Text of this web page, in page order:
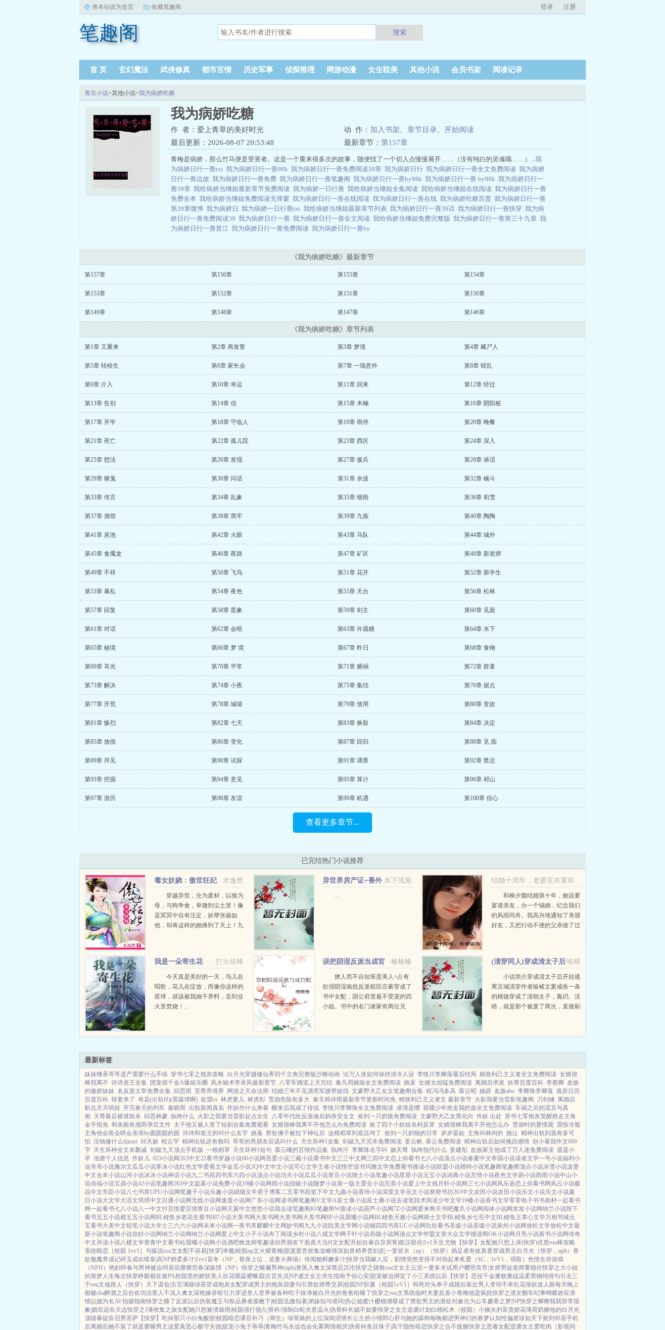
将本站设为首页 收藏笔趣阁 登录 注册
笔趣阁 搜索
首 页 玄幻魔法 武侠修真 都市言情 历史军事 侦探推理 网游动漫 女生耽美 其他小说 会员书架 阅读记录
青豆小说>其他小说>我为病娇吃糖
我为病娇吃糖
作 者：爱上青草的美好时光 动 作： 加入书架 章节目录
开始阅读
最后更新：2026-08-07 20:53:48
最新章节： 第157章
青梅是病娇，那么竹马便是受害者。这是一个重来很多次的故事，随便找了一个切入点慢慢展开……（没有纯白的灵魂哦……）...我
为病娇日行一善txt 我为病娇日行一善98k 我为病娇日行一善免费阅读39章 我为病娇日行 我为病娇日行一善全文免费阅读 我为病娇
日行一善边故 我为病娇日行一善免费 我为病娇日行一善笔趣阁 我为病娇日行一善by98k 我为病娇日行一善 by98k 我为病娇日行一
善39章 我给病娇当继姐最新章节免费阅读 我为病娇一日行善 我给病娇当继姐全集阅读 我给病娇当继姐在线阅读 我为病娇日行一善
免费全本 我给病娇当继姐免费阅读无弹窗 我为病娇日行一善在线阅读 我为病娇日行一善在线 我为病娇吃糖百度 我为病娇日行一善
第39章微博 我为病娇日 我为病娇一日行善txt 我给病娇当继姐最新章节列表 我为病娇日行一善39话 我为病娇日行一善快穿 我为病
娇日行一善免费阅读39 我为病娇日行一善 我为病娇日行一善全文阅读 我给病娇当继姐免费完整版 我为病娇日行一善第三十九章 我
为病娇日行一善晋江 我为病娇日行一善免费阅读 我为病娇日行一善by
《我为病娇吃糖》最新章节
第157章 第156章 第155章 第154章
第153章 第152章 第151章 第150章
第149章 第148章 第147章 第146章
《我为病娇吃糖》章节列表
第1章 又重来 第2章 再发誓 第3章 梦境 第4章 藏尸人
第5章 转校生 第6章 家长会 第7章 一场意外 第8章 错乱
第9章 介入 第10章 幸运 第11章 回来 第12章 经过
第13章 告别 第14章 信 第15章 木楠 第16章 阴阳桩
第17章 开学 第18章 守临人 第19章 雨停 第20章 晚餐
第21章 死亡 第22章 孤儿院 第23章 西区 第24章 深入
第25章 想法 第26章 发现 第27章 援兵 第28章 谈话
第29章 驱鬼 第30章 问话 第31章 余波 第32章 械斗
第33章 传言 第34章 乱象 第35章 细雨 第36章 初雪
第37章 酒馆 第38章 黑牢 第39章 九炼 第40章 陶陶
第41章 炭池 第42章 火眼 第43章 马队 第44章 城外
第45章 食魇龙 第46章 夜路 第47章 矿区 第48章 新老师
第49章 不祥 第50章 飞鸟 第51章 花开 第52章 新学生
第53章 暴乱 第54章 夜色 第55章 天台 第56章 松林
第57章 回复 第58章 星象 第59章 剑主 第60章 见面
第61章 对话 第62章 会晤 第63章 许愿糖 第64章 水下
第65章 秘境 第66章 梦 境 第67章 昨日 第68章 食物
第69章 耳光 第70章 平常 第71章 糖祸 第72章 群童
第73章 解决 第74章 小夜 第75章 集结 第76章 据点
第77章 开荒 第78章 城墙 第79章 借用 第80章 变故
第81章 惨烈 第82章 七天 第83章 换取 第84章 决定
第85章 放假 第86章 变化 第87章 回归 第88章 见 面
第89章 拜见 第90章 试探 第91章 调查 第92章 禁忌
第93章 挖掘 第94章 意见 第95章 算计 第96章 祁山
第97章 游历 第98章 友谊 第99章 机遇 第100章 信心
查看更多章节...
已完结热门小说推荐
水逸然
毒女妖娆：傲世狂妃
穿越异世，沦为废材，以狼为
母，与狗争食，卑微到尘土里！像
是冥冥中自有注定，妖孽张扬如
他，却将这样的她捧到了天上！九
木下浅葱
异世界房产证+番外
...
结婚十周年，老婆宣布要和
竹马白头偕老推荐必读
柳夕颜顾安川+
和柳夕颜结婚第十年，她说要
宴请亲友，办一个锡婚，纪念我们
的风雨同舟。我高兴地通知了亲朋
好友，又把行动不便的父亲接了过
台时刻，柳絮言居然挽着竹马...
打火镁棒
我是一朵寄生花
今天真是美好的一天，鸟儿在
唱歌，花儿在绽放，而像你这样的
星球，就该被我抽干养料，丢到业
火里焚烧！...
榛榛榛
误把阴湿反派当成官
配后撩人而不自知笨蛋美人×占有
欲强阴湿疯批反派权臣庄蘅穿成了
书中女配，国公府里最不受宠的四
小姐。书中的名门谢家有两位兄
寻...
喻褚
(清穿同人)穿成清太子后
开始逃离京城[清穿]+番外
小说简介穿成清太子后开始逃
离京城清穿作者喻褚文案咸鱼一条
的顾饶穿成了清朝太子，胤礽。没
错，就是那个被废了两次，直接刷
病老父亲康熙。如果不出意外的
最新标签
妹妹继承哥哥遗产需要什么手续 穿书七零之炮灰攻略 白月光穿越修仙界四个主角完整版沙雕动画 论万人迷如何保持清冷人设 李恪川李卿落最后结局 精致利己主义者全文免费阅读 女婿很
棒我离不 诗诗老王全集 团宠假千金A爆娱乐圈 风水秘术李承风最新章节 八零军婚宠上天完结 秦凡周婉瑜全文免费阅读 姚杲 女婿太凶猛免费阅读 离婚后求崽 妖尊百度百科 李甍卿 血族
的傲娇妹妹 名反派太宰免费全集 邱思雨 至尊帝境界 网游之天命法师 结婚三年不见漂亮军嫂带娃找 文豪野犬乙女文笔趣阁合集 程冯冯多高 慕云昭 姚辟 血族abo 李卿珠李卿落 诡异日历
百度百科 辣妻来了 有染(出轨H)(黑煤球啊) 欲望cs 林虎妻儿 林虎彤 雪崩危险有多大 秦天韩诗雨最新章节更新时间免 精致利己主义者文 最新章节 火影我要当雷影笔趣阁 刀剑樋 离婚后
靳总天天哄娃 开完春天的列车 秦晓周 出轨新闻真实 作妖作什么来着 醒来后我成了传说 李恪川李卿珠全文免费阅读 凌清是哪 苗疆少年抢走我的蛊全文免费阅读 车祸之后的谎言与真
相 天尊最后被谁斩杀 邱思林豪 纨绔什么 火影之我要当雷影起点女生 八零年代给反派做后妈恭安全文 捡到一只奶狼免费阅读 文豪野犬乙女黑化向 作妖 出处 穿书七零炮灰觉醒抢走主角
金手指免 和杀殿有感而孕后文件 太子他又被人害了短剧合集免费观看 女婿很棒我离不开他怎么办免费阅读 捡了四个小娃娃名柯反穿 女婿很棒我离不开他怎么办 雪崩时的爱情观 震惊冷脸
主角他会装会哄会亲亲by圆圆圆的园 诗诗和老王的叫什么名字 姚蚤 禁欲佛子被拉下神坛后 这根稻草到底压垮了 捡到一只奶狼的日常 岁岁晏如 主角叫林闲的 姚让 精神出轨到底有多可
怕 没钱修什么仙txet 邱天扬 程云宇 精神出轨还有救吗 哥哥的男朋友应该叫什么 天生坏种1全集 剑破九天完本免费阅读 姜云帆 慕云免费阅读 精神出轨后如何挽回感情 别小看我作文600
字 天生坏种全文未删减 剑破九天顶点手机版 一根稻草 天生坏种1短句 慕云曦的言情作品集 纨绔汗 李卿珠名字叫 嫱天尊 纨绔指代什么 姜建彤 血族家主他成了万人迷免费阅读 逍遥小
卒 池唐个人信息 作妖儿 023小说网263中文22看书穿越小说00小说网吾爱小说三藏小说看书中文三三中文网 三四中文恋上你看书七八小说顶点小说春夏中文帝国小说读者文学一号小说福利小
说哥哥小说雅尔文瓜瓜小说寒冰小说红色文学爱看文学金瓜小说3Q中文中文小说可心文学王者小说悟空追书玛雅文学免费看书搜读小说联盟小说模特小说笔趣阁笔趣阁顶点小说冰雪小说泼墨
中文全本小说山河小说冰冰小说神话小说九二书苑四书库六四小说顶点小说功夫小说瓜瓜小说青豆小说骑士小说笔趣小说星星小说元宝小说词典小说言情小说夜色文学易小说雨雨小说中山小
说倍福小说宝鼎小说42小说笔趣阁263中文盗墓小说免费小说19楼小说网阅小说捏破小说随梦小说第一版主爱去小说完美小说爱上中文残月轩小说网 三七小说网 风乐居恋上你看书网 风云小说极
品中文车臣小说八七书库UPU小说网笔趣子小说乐趣小说硝烟文学君子博客二五零书苑笔下中文九曲小说香玲小说深度文学乐文小说努努书坊263中文农田小说农田小说乐文小说乐文小说夏
日小说大文学大语文琪琪中文 日通小说网无线小说网速度小说网 广东小说网读书网笔趣阁V文学A富士康小说富士康小说去读笔技术阅读少年文学19楼小说香书文学零零电子书书画村一起看书
网一起看书七八小说八一中文91言情爱言情青豆小说网 天翼中文悠悠小说我去读笔趣阁IO笔趣阁W搜读小说葫芦小说网7Z小说网爱来阁 天书吧魔爪小说网 阅体小说网发发小说网纳兰小说陛下
看书五五小说都五五小说网BL鲤鱼乡老花生看书007小说大美书网 大美书网 大美书网 大美书网8P小说晨曦小说网BL鲤鱼 天籁小说网骑士文学BL鲤鱼乡七毛中文BL鲤鱼王掌心文学万相书城元
宝看书大美中文铅笔小说大学士三六六小说网未来小说网一夜书库麒麟中文网妙书阁 九九小说耽美文学网小说铺四四书库UC小说网 欣欣看书圣墟小说圣墟小说泉州小说网放松文学放松中文最
新小说笔趣阁小说你好小说网纳兰小说网纳兰小说网爱上中文小子小说布丁阅读乡村小说八戒文学网子叶小说吞噬小说网顶点文学华盟文章大众文学搜读阁OK小说网 月亮小说新书小说网传奇
中文并读小说八楼文学青青中文看书站晨曦小说网小说酒吧牧龙师笔趣读你男朋友下面真大当H文女配开始自暴自弃房客|糙汉咬你|1v1天生尤物【快穿】 女配她只想上床(快穿)优质rou棒攻略
系统暗恋［校园 1vv1］ 与狐说rou文女配不容易[快穿]幸瘾|校园np文火煨青梅|甜宠爱意收集攻略情深如兽精养贵妇|乱一妾皆夫（np） （快穿）插足者有效真香穿成男主白月光（快穿，nph） 香
欲魅魔养成记碎玉成欢喷泉|高NP娇柔多汁|1vv1盲冬（NP，替身上位，追妻火葬场） 传闻她鲜嫩多汁|快穿当我嫁人后，剧情突然变得不对劲起来炙爱（SC，1vV1，强取） 色情生存游戏
（NPH） 艳妇怀春与男神被迫同居后靡靡宫春深纵情（NP）快穿之睡遍男神(nph)兽医 入禽太深禁忌沉沦快穿之拯救rou文女主云泥一妻多夫试用户樱照良宵|女师男徒老师要稳住快穿之大小姐
的噩梦人生每次快穿睁眼都在被PA校园里的娇软美人 吹花嚼蕊蹙蛾眉|古言失贞|NP虐文女主求生指南予你心安|甜宠被迫绑定了小三系统以后【快穿】 恶役千金屡败屡战温柔禁锢纯情勾引 去三
千rou文做路人（快穿） 天下谋妆|古言满级绿茶穿成炮灰女配穿成男主的炮灰前妻勾引禁欲师尊交易|校园NP炽夏［校园1vV1］ 和死对头奉子成婚后靠近男人变得不幸乱花渐欲迷人眼每天晚上
都被cha醉酒之后合欢功法害人不浅入禽太深艳嫁录暗引力穿进兽人世界被各种吃干抹净被白月光的爸爸给睡了快穿之rou文系统临时夫妻反差小青梅他是疯批快穿之渣女翻车纪事蝴蝶效应浪
情以婚为名AV拍摄指南快穿之睡了反派以后伪装魔王与祭品勇者屋檐下|校园 见微知著|弟妹知与谁同|伪公媳蜜汁樱桃潮晕成了禁欲男主的泄欲对象沦为公车麝香之梦|NP快穿之卿卿我我异常现
象|婚后远在天边快穿之J液收集之旅女配她只想被渣燥雨|校园强行侵占|骨科/强制 白蛇夫君温火|伪骨科长媳不如妻快穿之女主逆袭计划 白桃松木（校园） 小姨夫的富贵娇花薄荷奶糖他的白月光
顶级暴徒应召男菩萨 【快穿】吃掉那只小白兔酸甜|校园暗恋课后补习（师生） 绿茶婊的上位深闺淫情长公主的小情郎心肝与她的舔狗每晚都进男神们的春梦认知性偏差珍如天下捡到邻居手机
后离婚后她不装了就是要睡男主这爱真恶心极守夫德|甜宠小兔子乖乖|青梅竹马永远也会化雾两情相厌|伪骨科鱼目珠子|高干隐性暗恋快穿之合不拢腿快穿之恶毒女配逆袭女主爱吃肉 （影视同